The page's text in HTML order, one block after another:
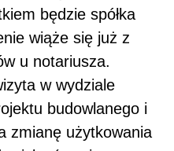
zatwierdzić rodzaj
urzędzie
na sprzedaż piwa)
o dopuszczeniu do